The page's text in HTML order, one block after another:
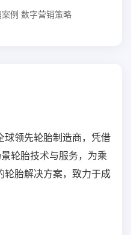
例 数字营销策略
球领先轮胎制造商，凭借
轮胎技术与服务，为乘
轮胎解决方案，致力于成